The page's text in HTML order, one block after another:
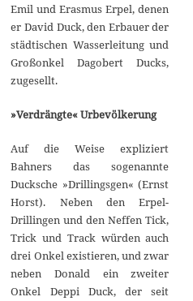
Emil und Erasmus Erpel, denen
er David Duck, den Erbauer der
städtischen Wasserleitung und
Großonkel Dagobert Ducks,
zugesellt.
»Verdrängte« Urbevölkerung
Auf die Weise expliziert
Bahners das sogenannte
Ducksche »Drillingsgen« (Ernst
Horst). Neben den Erpel-
Drillingen und den Neffen Tick,
Trick und Track würden auch
drei Onkel existieren, und zwar
neben Donald ein zweiter
Onkel Deppi Duck, der seit